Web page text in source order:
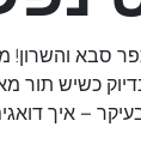
סבא
כשיש תור
– איך